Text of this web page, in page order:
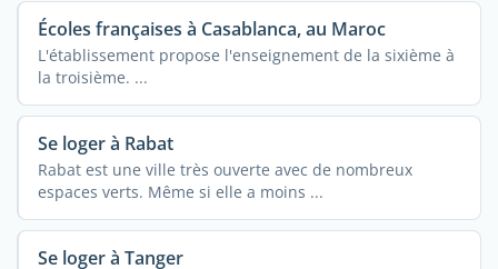
Écoles françaises à Casablanca, au Maroc
L'établissement propose l'enseignement de la sixième à
la troisième. ...
Se loger à Rabat
Rabat est une ville très ouverte avec de nombreux
espaces verts. Même si elle a moins ...
Se loger à Tanger